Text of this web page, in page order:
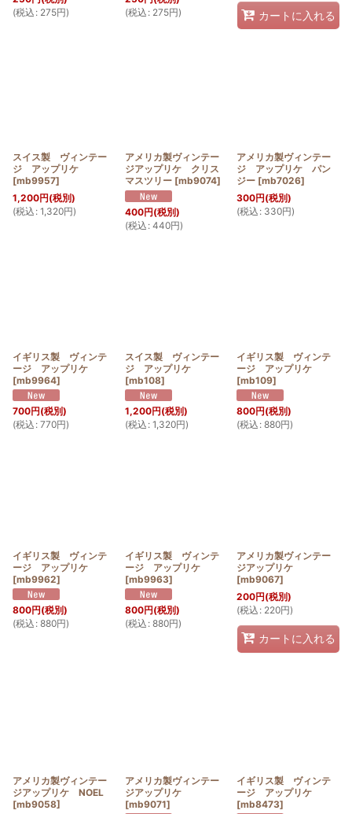
(税込 : 275円)
(税込 : 275円) カートに入れる
スイス製 ヴィンテー
ジ アップリケ
[mb9957]
1,200円(税別)
(税込 : 1,320円)
アメリカ製ヴィンテー
ジアップリケ クリス
マスツリー [mb9074]
400円(税別)
(税込 : 440円)
アメリカ製ヴィンテー
ジ アップリケ パン
ジー [mb7026]
300円(税別)
(税込 : 330円)
イギリス製 ヴィンテ
ージ アップリケ
[mb9964]
700円(税別)
(税込 : 770円)
スイス製 ヴィンテー
ジ アップリケ
[mb108]
1,200円(税別)
(税込 : 1,320円)
イギリス製 ヴィンテ
ージ アップリケ
[mb109]
800円(税別)
(税込 : 880円)
イギリス製 ヴィンテ
ージ アップリケ
[mb9962]
800円(税別)
(税込 : 880円)
イギリス製 ヴィンテ
ージ アップリケ
[mb9963]
800円(税別)
(税込 : 880円)
アメリカ製ヴィンテー
ジアップリケ
[mb9067]
200円(税別)
(税込 : 220円)
カートに入れる
アメリカ製ヴィンテー
ジアップリケ NOEL
[mb9058]
アメリカ製ヴィンテー
ジアップリケ
[mb9071]
イギリス製 ヴィンテ
ージ アップリケ
[mb8473]